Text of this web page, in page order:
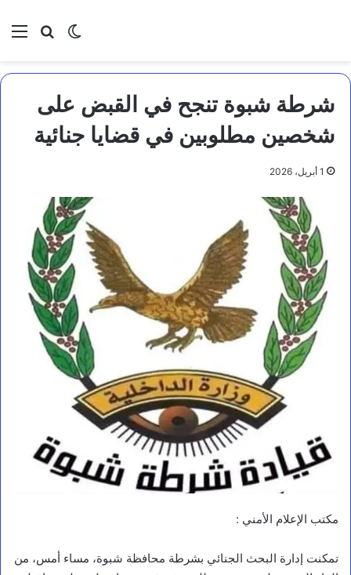
بحثالوضع
شرطة شبوة تنجح في القبض على
شخصين مطلوبين في قضايا جنائية
1 أبريل، 2026
مكتب الإعلام الأمني :
تمكنت إدارة البحث الجنائي بشرطة محافظة شبوة، مساء أمس، من